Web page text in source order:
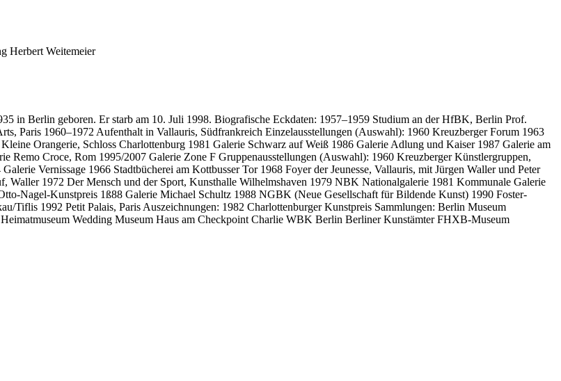
Herbert Weitemeier
in Berlin geboren. Er starb am 10. Juli 1998. Biografische Eckdaten: 1957–1959 Studium an der HfBK, Berlin Prof.
Paris 1960–1972 Aufenthalt in Vallauris, Südfrankreich Einzelausstellungen (Auswahl): 1960 Kreuzberger Forum 1963
Orangerie, Schloss Charlottenburg 1981 Galerie Schwarz auf Weiß 1986 Galerie Adlung und Kaiser 1987 Galerie am
Remo Croce, Rom 1995/2007 Galerie Zone F Gruppenausstellungen (Auswahl): 1960 Kreuzberger Künstlergruppen,
Vernissage 1966 Stadtbücherei am Kottbusser Tor 1968 Foyer der Jeunesse, Vallauris, mit Jürgen Waller und Peter
Waller 1972 Der Mensch und der Sport, Kunsthalle Wilhelmshaven 1979 NBK Nationalgalerie 1981 Kommunale Galerie
Nagel-Kunstpreis 1ß88 Galerie Michael Schultz 1988 NGBK (Neue Gesellschaft für Bildende Kunst) 1990 Foster-
Tiflis 1992 Petit Palais, Paris Auszeichnungen: 1982 Charlottenburger Kunstpreis Sammlungen: Berlin Museum
Wedding Museum Haus am Checkpoint Charlie WBK Berlin Berliner Kunstämter FHXB-Museum